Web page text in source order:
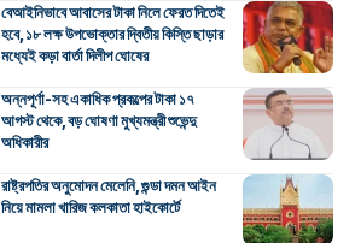
বেআইনিভাবে আবাসের টাকা নিলে ফেরত দিতেই
হবে, ১৮ লক্ষ উপভোক্তার দ্বিতীয় কিস্তি ছাড়ার
মধ্যেই কড়া বার্তা দিলীপ ঘোষের
অন্নপূর্ণা-সহ একাধিক প্রকল্পের টাকা ১৭
আগস্ট থেকে, বড় ঘোষণা মুখ্যমন্ত্রী শুভেন্দু
অধিকারীর
রাষ্ট্রপতির অনুমোদন মেলেনি, গুন্ডা দমন আইন
নিয়ে মামলা খারিজ কলকাতা হাইকোর্টে